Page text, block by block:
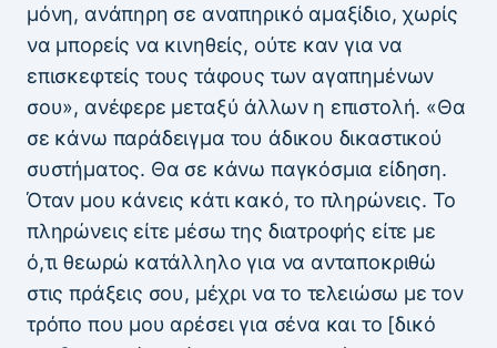
μόνη, ανάπηρη σε αναπηρικό αμαξίδιο, χωρίς
να μπορείς να κινηθείς, ούτε καν για να
επισκεφτείς τους τάφους των αγαπημένων
σου», ανέφερε μεταξύ άλλων η επιστολή. «Θα
σε κάνω παράδειγμα του άδικου δικαστικού
συστήματος. Θα σε κάνω παγκόσμια είδηση.
Όταν μου κάνεις κάτι κακό, το πληρώνεις. Το
πληρώνεις είτε μέσω της διατροφής είτε με
ό,τι θεωρώ κατάλληλο για να ανταποκριθώ
στις πράξεις σου, μέχρι να το τελειώσω με τον
τρόπο που μου αρέσει για σένα και το [δικό